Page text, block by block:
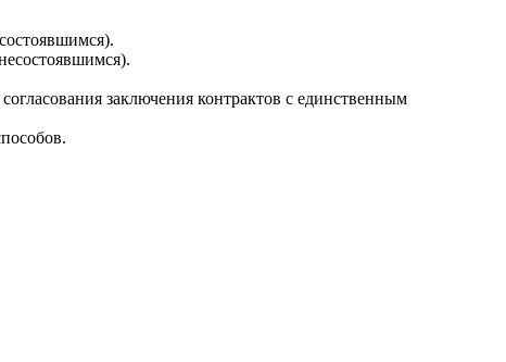
заключения контрактов с единственным